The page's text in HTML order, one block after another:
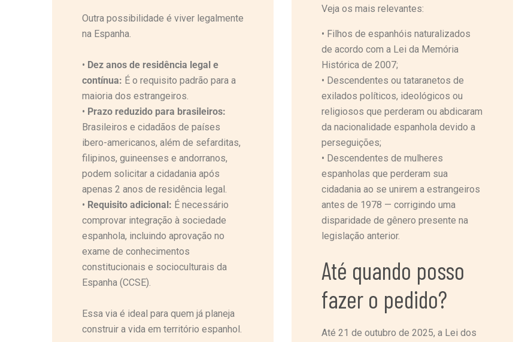
Outra possibilidade é viver legalmente
na Espanha.
• Dez anos de residência legal e
contínua: É o requisito padrão para a
maioria dos estrangeiros.
• Prazo reduzido para brasileiros:
Brasileiros e cidadãos de países
ibero-americanos, além de sefarditas,
filipinos, guineenses e andorranos,
podem solicitar a cidadania após
apenas 2 anos de residência legal.
• Requisito adicional: É necessário
comprovar integração à sociedade
espanhola, incluindo aprovação no
exame de conhecimentos
constitucionais e socioculturais da
Espanha (CCSE).
Essa via é ideal para quem já planeja
construir a vida em território espanhol.
Veja os mais relevantes:
• Filhos de espanhóis naturalizados
de acordo com a Lei da Memória
Histórica de 2007;
• Descendentes ou tataranetos de
exilados políticos, ideológicos ou
religiosos que perderam ou abdicaram
da nacionalidade espanhola devido a
perseguições;
• Descendentes de mulheres
espanholas que perderam sua
cidadania ao se unirem a estrangeiros
antes de 1978 — corrigindo uma
disparidade de gênero presente na
legislação anterior.
Até quando posso
fazer o pedido?
Até 21 de outubro de 2025, a Lei dos